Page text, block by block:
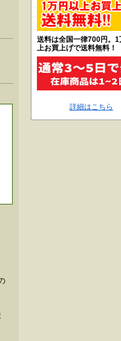
送料は全国一律700円。1
上お買上げで送料無料！
詳細はこちら